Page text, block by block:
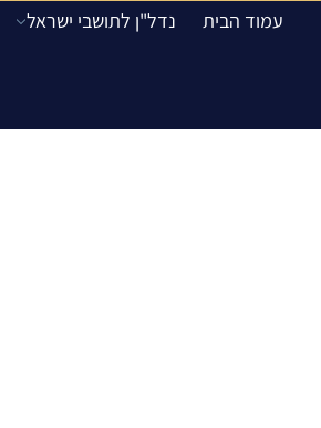
עמוד הבית נדל"ן לתושבי ישראל